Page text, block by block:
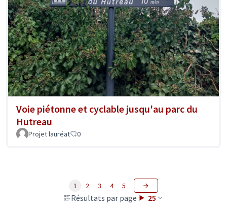
Voie piétonne et cyclable jusqu'au parc du
Hutreau
Projet lauréat 0
Résultats par page : 25
1 2 3 4 5